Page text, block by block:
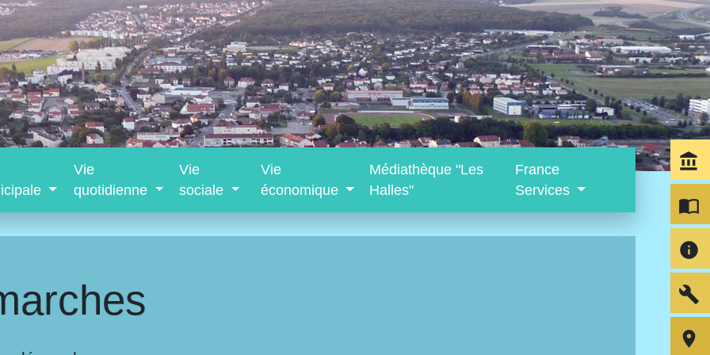
Vie
quotidienne
Vie
sociale
Vie
économique
Médiathèque "Les
Halles"
France
Services
account_balance
import_contacts
info
build
room